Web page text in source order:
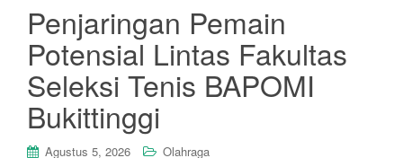
Penjaringan Pemain
Potensial Lintas Fakultas
Seleksi Tenis BAPOMI
Bukittinggi
Agustus 5, 2026 Olahraga